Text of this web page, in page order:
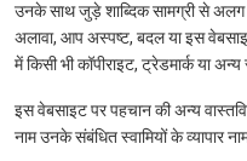
उनके साथ जुड़े शाब्दिक सामग्री से
अलावा, आप अस्पष्ट, बदल या इस
में किसी भी कॉपीराइट, ट्रेडमार्क या
इस वेबसाइट पर पहचान की अन्य
नाम उनके संबंधित स्वामियों के व्यापार